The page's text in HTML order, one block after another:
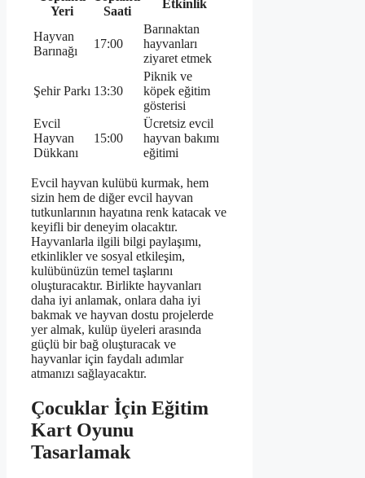
Yeri
Saati
Etkinlik
Hayvan
Barınağı
17:00
Barınaktan
hayvanları
ziyaret etmek
Şehir Parkı 13:30
Piknik ve
köpek eğitim
gösterisi
Evcil
Hayvan
Dükkanı
15:00
Ücretsiz evcil
hayvan bakımı
eğitimi
Evcil hayvan kulübü kurmak, hem
sizin hem de diğer evcil hayvan
tutkunlarının hayatına renk katacak ve
keyifli bir deneyim olacaktır.
Hayvanlarla ilgili bilgi paylaşımı,
etkinlikler ve sosyal etkileşim,
kulübünüzün temel taşlarını
oluşturacaktır. Birlikte hayvanları
daha iyi anlamak, onlara daha iyi
bakmak ve hayvan dostu projelerde
yer almak, kulüp üyeleri arasında
güçlü bir bağ oluşturacak ve
hayvanlar için faydalı adımlar
atmanızı sağlayacaktır.
Çocuklar İçin Eğitim
Kart Oyunu
Tasarlamak